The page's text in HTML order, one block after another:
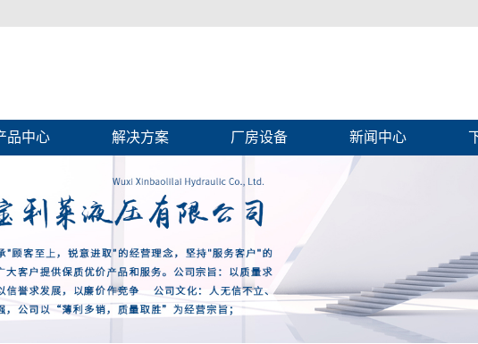
品中心
筒系列
空心轴
缸活塞杆
解决方案 厂房设备 新闻中心
公司新闻